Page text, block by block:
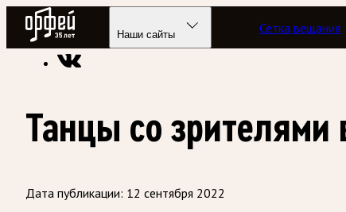
Радио Орфей
Наши сайты Сетка вещания
Радио классической музыки «Орфей» Новости
Танцы со зрителями
Дата публикации: 12 сентября 2022